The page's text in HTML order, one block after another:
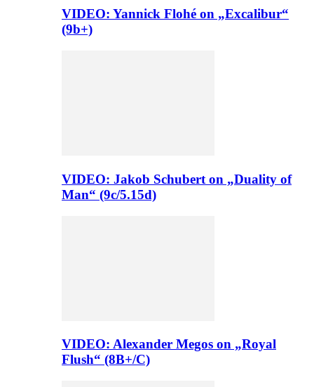
VIDEO: Yannick Flohé on „Excalibur“
(9b+)
VIDEO: Jakob Schubert on „Duality of
Man“ (9c/5.15d)
VIDEO: Alexander Megos on „Royal
Flush“ (8B+/C)